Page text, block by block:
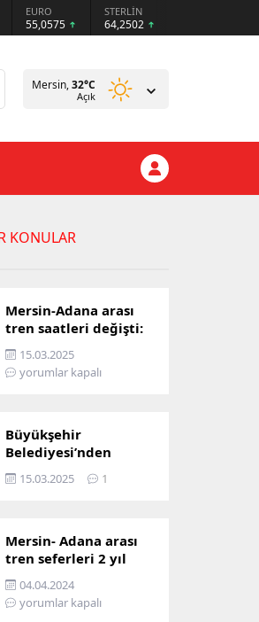
EURO
55,0575
STERLİN
64,2502
Mersin,32°C
Açık
KONULAR
Mersin-Adana arası
tren saatleri değişti:
İşte yeni ulaşım listesi
15.03.2025
yorumlar kapalı
Büyükşehir
Belediyesi’nden
Mersin ve Adana arası
ulaşım başladı
15.03.2025 1
Mersin- Adana arası
tren seferleri 2 yıl
boyunca
çalışmayacak
04.04.2024
yorumlar kapalı